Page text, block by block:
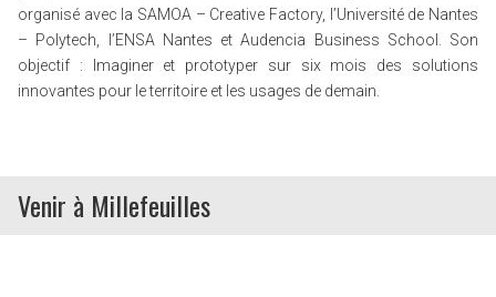
organisé avec la SAMOA – Creative Factory, l’Université de Nantes
– Polytech, l’ENSA Nantes et Audencia Business School. Son
objectif : Imaginer et prototyper sur six mois des solutions
innovantes pour le territoire et les usages de demain.
Venir à Millefeuilles